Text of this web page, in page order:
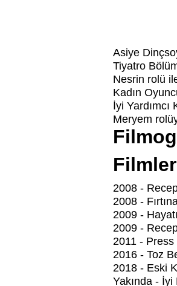
Asiye
Tiyatro
Nesrin rolü
Kadın
İyi
Meryem
Filmler
2008 -
2008 -
2009 -
2009 -
2011 -
2016 - Toz
2018 - Eski
Yakında -